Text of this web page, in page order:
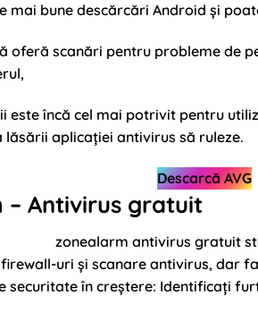
mai bune descărcări Android și
oferă scanări pentru probleme de
este încă cel mai potrivit pentru
lăsării aplicației antivirus să ruleze.
Descarcă AVG
– Antivirus gratuit
uri și scanare antivirus, dar
securitate în creștere: Identificați